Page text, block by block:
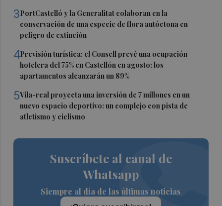
3PortCastelló y la Generalitat colaboran en la
conservación de una especie de flora autóctona en
peligro de extinción
4Previsión turística: el Consell prevé una ocupación
hotelera del 75% en Castellón en agosto: los
apartamentos alcanzarán un 89%
5Vila-real proyecta una inversión de 7 millones en un
nuevo espacio deportivo: un complejo con pista de
atletismo y ciclismo
Suscríbete al canal de
Whatsapp
Siempre al día de las últimas noticias